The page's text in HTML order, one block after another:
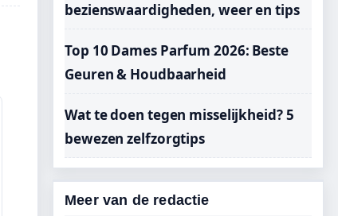
bezienswaardigheden, weer en tips
Top 10 Dames Parfum 2026: Beste
Geuren & Houdbaarheid
Wat te doen tegen misselijkheid? 5
bewezen zelfzorgtips
Meer van de redactie